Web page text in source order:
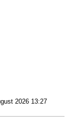
2026 13:27